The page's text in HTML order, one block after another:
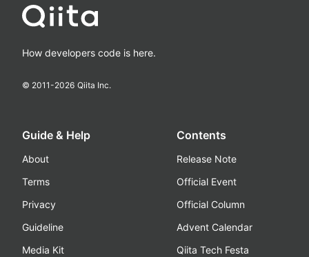
How developers code is here.
© 2011-2026 Qiita Inc.
Guide & Help
About
Terms
Privacy
Guideline
Media Kit
Contents
Release Note
Official Event
Official Column
Advent Calendar
Qiita Tech Festa